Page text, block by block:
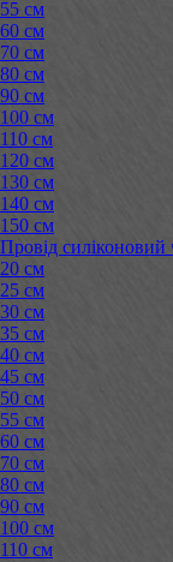
55 см
60 см
70 см
80 см
90 см
100 см
110 см
120 см
130 см
140 см
150 см
Провід силіконовий
20 см
25 см
30 см
35 см
40 см
45 см
50 см
55 см
60 см
70 см
80 см
90 см
100 см
110 см